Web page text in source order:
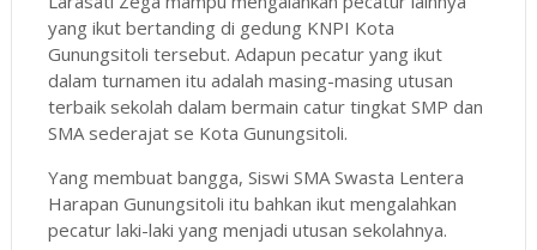
yang ikut bertanding di gedung KNPI Kota
Gunungsitoli tersebut. Adapun pecatur yang ikut
dalam turnamen itu adalah masing-masing utusan
terbaik sekolah dalam bermain catur tingkat SMP dan
SMA sederajat se Kota Gunungsitoli.
Yang membuat bangga, Siswi SMA Swasta Lentera
Harapan Gunungsitoli itu bahkan ikut mengalahkan
pecatur laki-laki yang menjadi utusan sekolahnya.